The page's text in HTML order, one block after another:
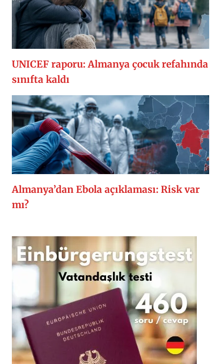
UNICEF raporu: Almanya çocuk refahında
sınıfta kaldı
Almanya’dan Ebola açıklaması: Risk var
mı?